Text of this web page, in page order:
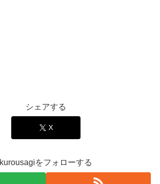
シェアする
X
kurousagiをフォローする